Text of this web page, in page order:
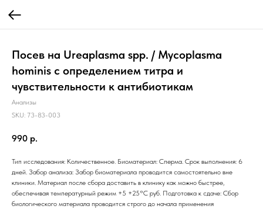
Посев на Ureaplasma spp. / Mycoplasma
hominis с определением титра и
чувствительности к антибиотикам
Анализы
SKU: 73-83-003
990 р.
Тип исследования: Количественное. Биоматериал: Сперма. Срок выполнения: 6
дней. Забор анализа: Забор биоматериала проводится самостоятельно вне
клиники. Материал после сбора доставить в клинику как можно быстрее,
обеспечивая температурный режим +5 +25°C руб. Подготовка к сдаче: Сбор
биологического материала проводится строго до начала применения